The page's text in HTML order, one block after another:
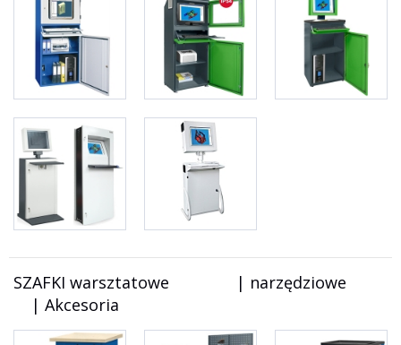
SZAFKI warsztatowe | narzędziowe
| Akcesoria